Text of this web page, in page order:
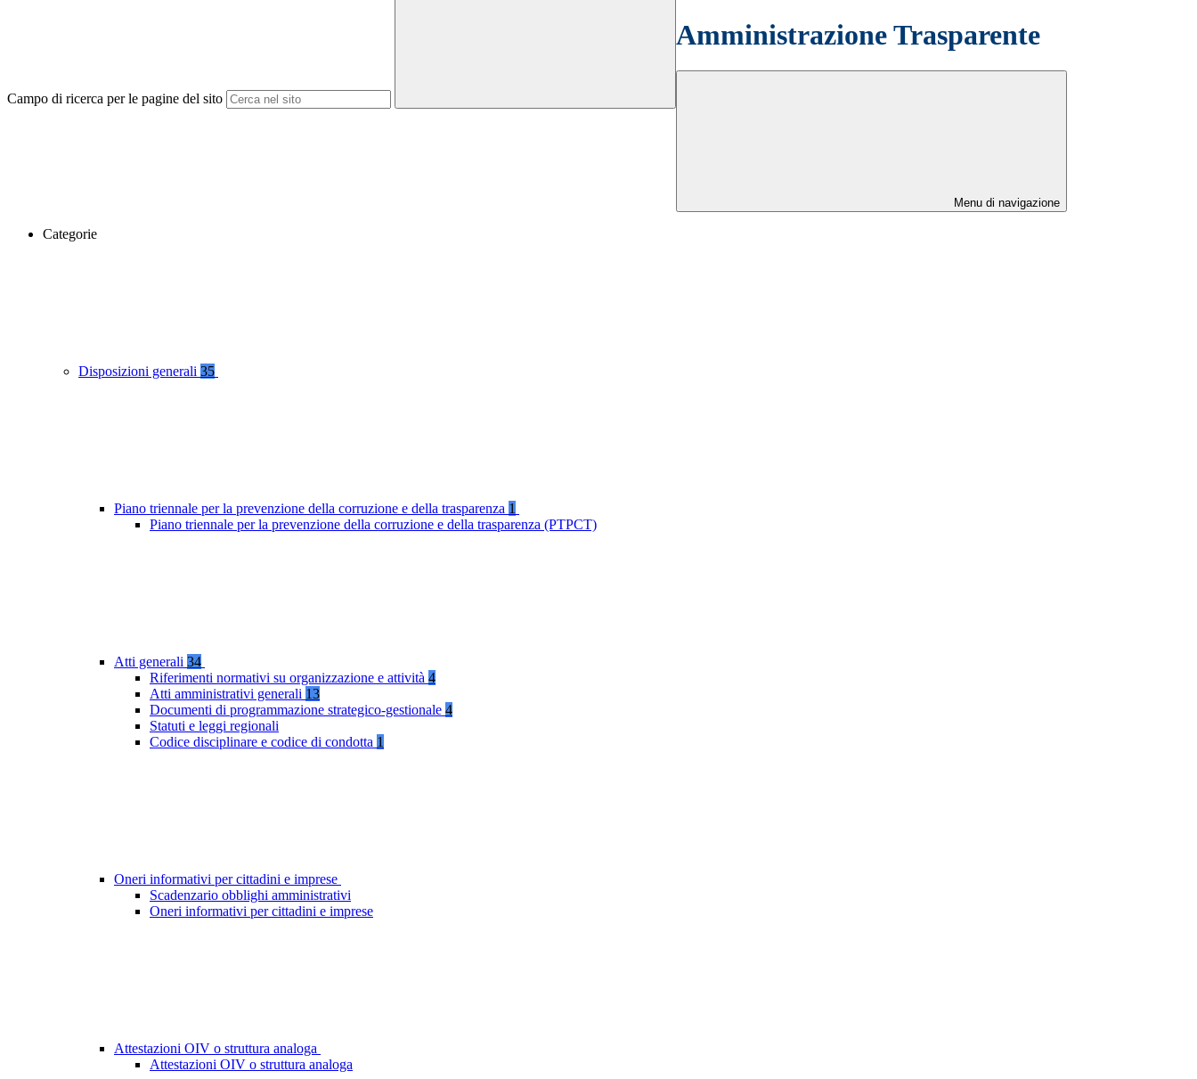
Campo di ricerca per le pagine del sito
Amministrazione Trasparente
Menu di navigazione
Categorie
Disposizioni generali 35
Piano triennale per la prevenzione della corruzione e della trasparenza 1
Piano triennale per la prevenzione della corruzione e della trasparenza (PTPCT)
Atti generali 34
Riferimenti normativi su organizzazione e attività 4
Atti amministrativi generali 13
Documenti di programmazione strategico-gestionale 4
Statuti e leggi regionali
Codice disciplinare e codice di condotta 1
Oneri informativi per cittadini e imprese
Scadenzario obblighi amministrativi
Oneri informativi per cittadini e imprese
Attestazioni OIV o struttura analoga
Attestazioni OIV o struttura analoga